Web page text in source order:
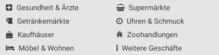
Gesundheit & Ärzte
Getränkemärkte
Kaufhäuser
Möbel & Wohnen
Supermärkte
Uhren & Schmuck
Zoohandlungen
Weitere Geschäfte